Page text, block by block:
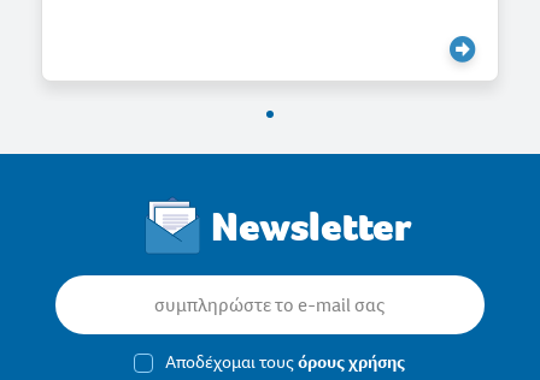
Newsletter
Αποδέχομαι τουςόρους χρήσης